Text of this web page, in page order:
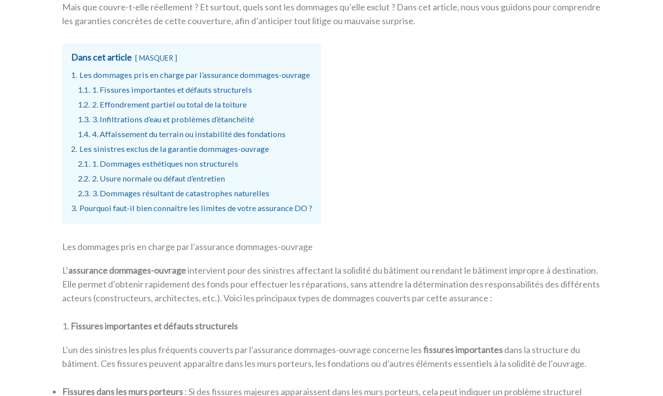
Mais que couvre-t-elle réellement ? Et surtout, quels sont les dommages qu’elle exclut ? Dans cet article, nous vous guidons pour comprendre
les garanties concrètes de cette couverture, afin d’anticiper tout litige ou mauvaise surprise.
Dans cet article MASQUER
1. Les dommages pris en charge par l’assurance dommages-ouvrage
1.1. 1. Fissures importantes et défauts structurels
1.2. 2. Effondrement partiel ou total de la toiture
1.3. 3. Infiltrations d’eau et problèmes d’étanchéité
1.4. 4. Affaissement du terrain ou instabilité des fondations
2. Les sinistres exclus de la garantie dommages-ouvrage
2.1. 1. Dommages esthétiques non structurels
2.2. 2. Usure normale ou défaut d’entretien
2.3. 3. Dommages résultant de catastrophes naturelles
3. Pourquoi faut-il bien connaître les limites de votre assurance DO ?
Les dommages pris en charge par l’assurance dommages-ouvrage
L’assurance dommages-ouvrageintervient pour des sinistres affectant la solidité du bâtiment ou rendant le bâtiment impropre à destination.
Elle permet d’obtenir rapidement des fonds pour effectuer les réparations, sans attendre la détermination des responsabilités des différents
acteurs (constructeurs, architectes, etc.). Voici les principaux types de dommages couverts par cette assurance :
1. Fissures importantes et défauts structurels
L’un des sinistres les plus fréquents couverts par l’assurance dommages-ouvrage concerne lesfissures importantesdans la structure du
bâtiment. Ces fissures peuvent apparaître dans les murs porteurs, les fondations ou d’autres éléments essentiels à la solidité de l’ouvrage.
Fissures dans les murs porteurs: Si des fissures majeures apparaissent dans les murs porteurs, cela peut indiquer un problème structurel